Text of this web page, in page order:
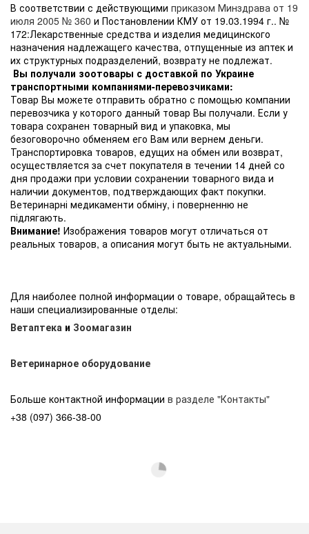
В соответствии с действующими приказом Минздрава от 19
июля 2005 № 360 и Постановлении КМУ от 19.03.1994 г.. №
172:Лекарственные средства и изделия медицинского
назначения надлежащего качества, отпущенные из аптек и
их структурных подразделений, возврату не подлежат.
Вы получали зоотовары с доставкой по Украине
транспортными компаниями-перевозчиками:
Товар Вы можете отправить обратно с помощью компании
перевозчика у которого данный товар Вы получали. Если у
товара сохранен товарный вид и упаковка, мы
безоговорочно обменяем его Вам или вернем деньги.
Транспортировка товаров, едущих на обмен или возврат,
осуществляется за счет покупателя в течении 14 дней со
дня продажи при условии сохранении товарного вида и
наличии документов, подтверждающих факт покупки.
Ветеринарні медикаменти обміну, і поверненню не
підлягають.
Внимание! Изображения товаров могут отличаться от
реальных товаров, а описания могут быть не актуальными.
Для наиболее полной информации о товаре, обращайтесь в
наши специализированные отделы:
Ветаптека и Зоомагазин
Ветеринарное оборудование
Больше контактной информации в разделе "Контакты"
+38 (097) 366-38-00